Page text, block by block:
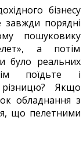
бізнесу
завжди порядні
пошуковику
а потім
було реальних
поїдьте і
різницю? Якщо
обладнання з
що пелетними